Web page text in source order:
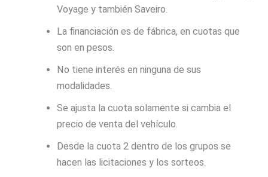
Voyage y también Saveiro.
La financiación es de fábrica, en cuotas que
son en pesos.
No tiene interés en ninguna de sus
modalidades.
Se ajusta la cuota solamente si cambia el
precio de venta del vehículo.
Desde la cuota 2 dentro de los grupos se
hacen las licitaciones y los sorteos.